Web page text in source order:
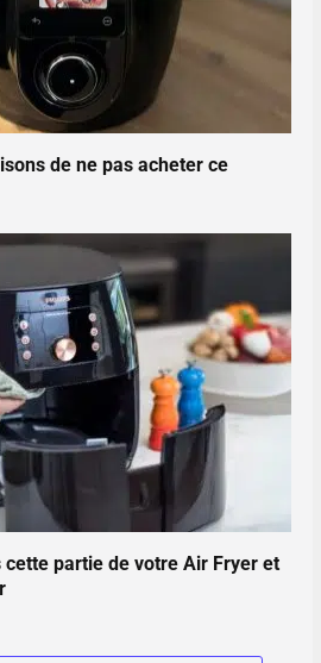
de ne pas acheter ce
cette partie de votre Air Fryer et